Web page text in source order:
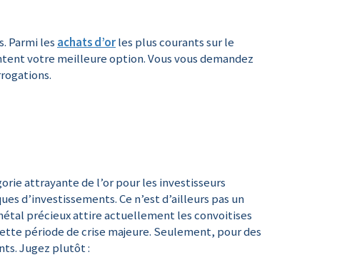
Parmi les achats d’orles plus courants sur le
votre meilleure option. Vous vous demandez
attrayante de l’or pour les investisseurs
d’investissements. Ce n’est d’ailleurs pas un
précieux attire actuellement les convoitises
période de crise majeure. Seulement, pour des
Jugez plutôt :